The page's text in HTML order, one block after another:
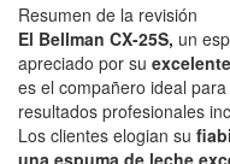
Resumen de la revisión
El Bellman CX-25S, un
apreciado por su
es el compañero ideal
resultados profesionales
Los clientes elogian su
una espuma de leche